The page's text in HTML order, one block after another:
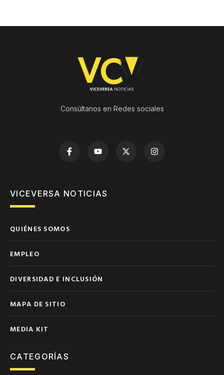
Consúltanos en Redes sociales
VICEVERSA NOTICIAS
QUIÉNES SOMOS
EMPLEO
DIVERSIDAD E INCLUSIÓN
MAPA DE SITIO
MEDIA KIT
CATEGORÍAS